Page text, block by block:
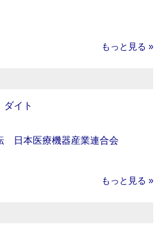
もっと見る »
イト
日本医療機器産業連合会
もっと見る »